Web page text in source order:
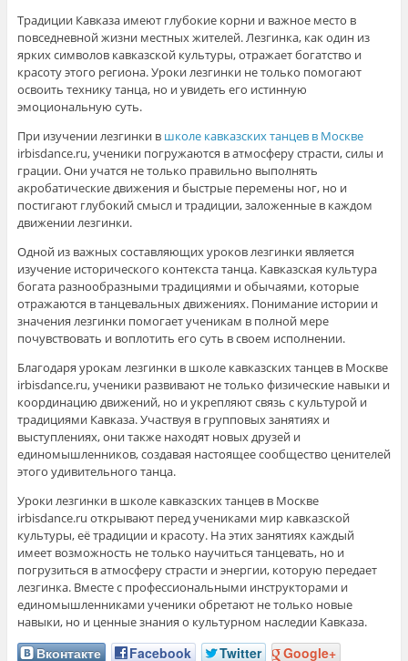
Традиции Кавказа имеют глубокие корни и важное место в
повседневной жизни местных жителей. Лезгинка, как один из
ярких символов кавказской культуры, отражает богатство и
красоту этого региона. Уроки лезгинки не только помогают
освоить технику танца, но и увидеть его истинную
эмоциональную суть.
При изучении лезгинки в школе кавказских танцев в Москве
irbisdance.ru, ученики погружаются в атмосферу страсти, силы и
грации. Они учатся не только правильно выполнять
акробатические движения и быстрые перемены ног, но и
постигают глубокий смысл и традиции, заложенные в каждом
движении лезгинки.
Одной из важных составляющих уроков лезгинки является
изучение исторического контекста танца. Кавказская культура
богата разнообразными традициями и обычаями, которые
отражаются в танцевальных движениях. Понимание истории и
значения лезгинки помогает ученикам в полной мере
почувствовать и воплотить его суть в своем исполнении.
Благодаря урокам лезгинки в школе кавказских танцев в Москве
irbisdance.ru, ученики развивают не только физические навыки и
координацию движений, но и укрепляют связь с культурой и
традициями Кавказа. Участвуя в групповых занятиях и
выступлениях, они также находят новых друзей и
единомышленников, создавая настоящее сообщество ценителей
этого удивительного танца.
Уроки лезгинки в школе кавказских танцев в Москве
irbisdance.ru открывают перед учениками мир кавказской
культуры, её традиции и красоту. На этих занятиях каждый
имеет возможность не только научиться танцевать, но и
погрузиться в атмосферу страсти и энергии, которую передает
лезгинка. Вместе с профессиональными инструкторами и
единомышленниками ученики обретают не только новые
навыки, но и ценные знания о культурном наследии Кавказа.
Вконтакте Facebook Twitter Google+